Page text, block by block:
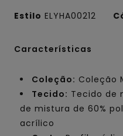
Estilo ELYHA00212
Características
Coleção: Coleção
Tecido: Tecido de
de mistura de 60%
acrílico